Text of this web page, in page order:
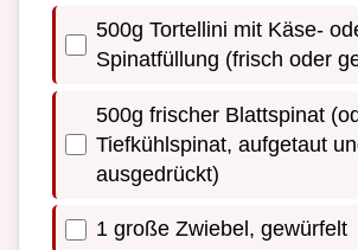
500g Tortellini mit Käse-
Spinatfüllung (frisch oder
500g frischer Blattspinat
Tiefkühlspinat, aufgetaut
ausgedrückt)
1 große Zwiebel, gewürfelt